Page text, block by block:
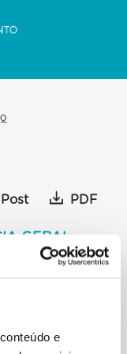
e
PDF
GERAL
O meu